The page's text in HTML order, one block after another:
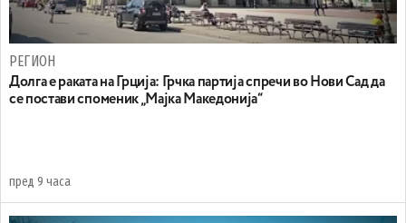
РЕГИОН
Долга е раката на Грција: Грчка партија спречи во Нови Сад да
се постави споменик „Мајка Македонија“
пред 9 часа